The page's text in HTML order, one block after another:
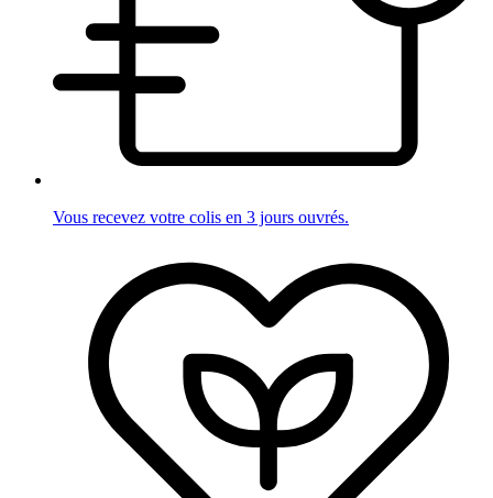
Vous recevez votre colis en 3 jours ouvrés.